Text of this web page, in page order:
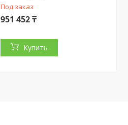
Под заказ
951 452 ₸
Купить